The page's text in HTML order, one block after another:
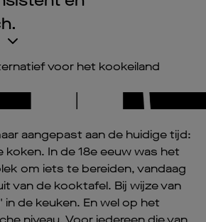
voor het kookeiland
aangepast aan de huidige tijd:
In de 18e eeuw was het
om iets te bereiden, vandaag
van de kooktafel. Bij wijze van
in de keuken. En wel op het